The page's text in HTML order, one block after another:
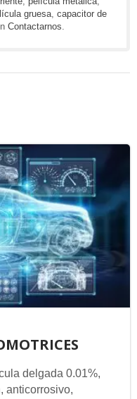
gruesa, capacitor de
Contactarnos.
delgada 0.01%,
anticorrosivo,